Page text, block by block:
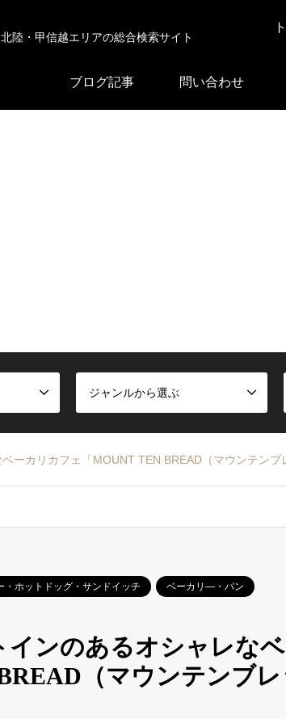
陸・甲信越エリアの総合検索サイト
ブログ記事 問い合わせ
ジャンルから選ぶ
ーカリカフェ「MOUNT TEN BREAD（マウンテンブ
・ホットドッグ・サンドイッチ ベーカリ―・パン
インのあるオシャレな
（マウンテンブレ